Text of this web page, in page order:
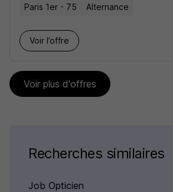
Paris 1er - 75 Alternance
Voir l’offre
Voir plus d'offres
Recherches similaires
Job Opticien